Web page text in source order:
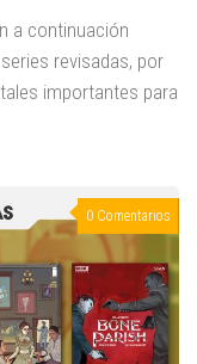
a continuación
revisadas, por
importantes para
0 Comentarios